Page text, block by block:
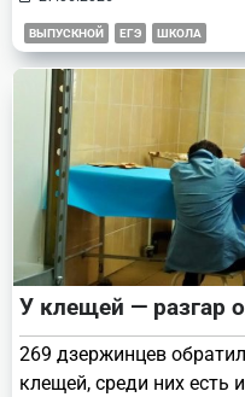
ВЫПУСКНОЙ ЕГЭ ШКОЛА
У клещей — разгар
269 дзержинцев
клещей, среди них есть